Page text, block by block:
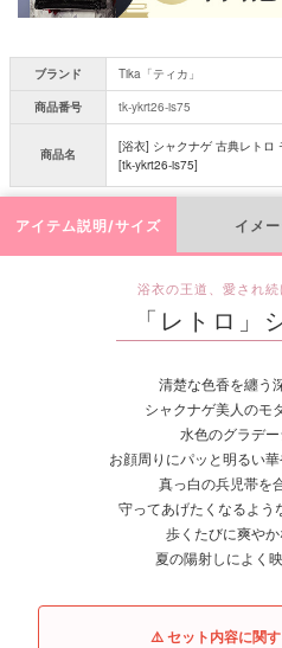
ブランド
Tika「ティカ」
商品番号
tk-ykrt26-is75
商品名
[浴衣] シャクナゲ 古典レトロ
[tk-ykrt26-is75]
アイテム説明/サイズ イメ
浴衣の王道、愛され続
「レトロ」
清楚な色香を纏う
シャクナゲ美人のモ
水色のグラデー
お顔周りにパッと明るい華
真っ白の兵児帯を
守ってあげたくなるよう
歩くたびに爽や
夏の陽射しによく
⚠️ セット内容に関